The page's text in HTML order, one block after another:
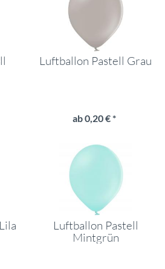
Luftballon Pastell Grau
ab 0,20 € *
Luftballon Pastell
Mintgrün